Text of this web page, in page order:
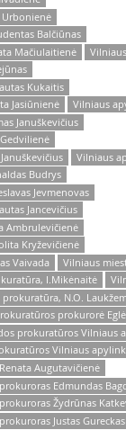
Balčiūnas
Mačiulaitienė
Kukaitis
Jasiūnienė
Vilniaus
Januškevičius
Vilniaus
Budrys
Jevmenovas
Jancevičius
Ambrulevičienė
Kryževičienė
Vaivada
Vilniaus
I.Mikėnaitė
N.O.
prokurorė
prokuratūros Vilniaus
Vilniaus
Augutavičienė
Edmundas
Žydrūnas
Justas Gureckas